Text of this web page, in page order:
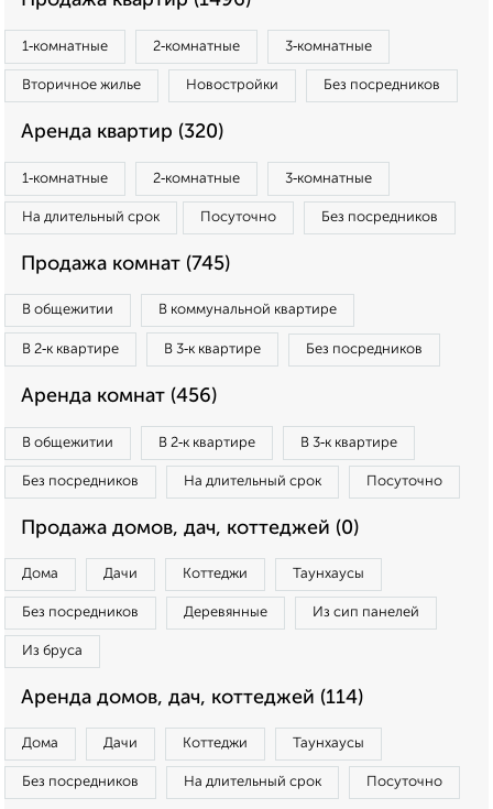
1‑комнатные 2‑комнатные 3‑комнатные
Вторичное жилье Новостройки Без посредников
Аренда квартир (320)
1‑комнатные 2‑комнатные 3‑комнатные
На длительный срок Посуточно Без посредников
Продажа комнат (745)
В общежитии В коммунальной квартире
В 2‑к квартире В 3‑к квартире Без посредников
Аренда комнат (456)
В общежитии В 2‑к квартире В 3‑к квартире
Без посредников На длительный срок Посуточно
Продажа домов, дач, коттеджей (0)
Дома Дачи Коттеджи Таунхаусы
Без посредников Деревянные Из сип панелей
Из бруса
Аренда домов, дач, коттеджей (114)
Дома Дачи Коттеджи Таунхаусы
Без посредников На длительный срок Посуточно